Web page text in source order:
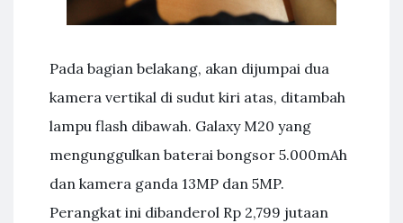
Pada bagian belakang, akan dijumpai dua
kamera vertikal di sudut kiri atas, ditambah
lampu flash dibawah. Galaxy M20 yang
mengunggulkan baterai bongsor 5.000mAh
dan kamera ganda 13MP dan 5MP.
Perangkat ini dibanderol Rp 2,799 jutaan